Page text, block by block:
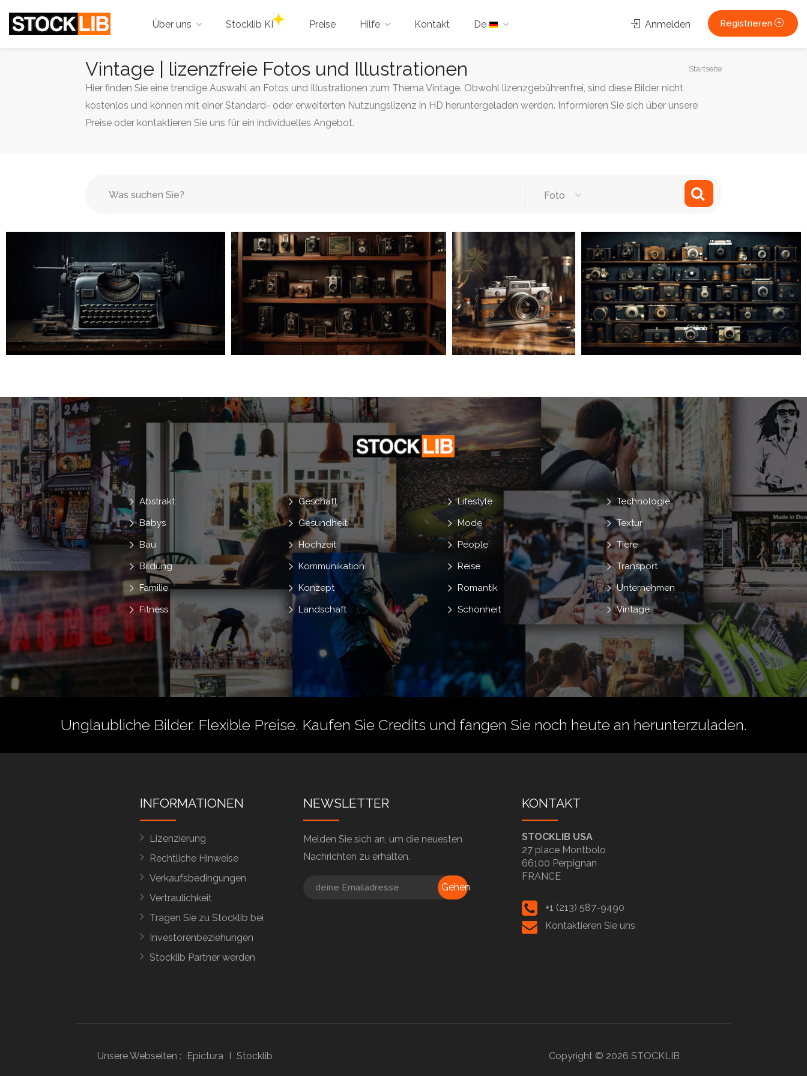
Über uns Stocklib KI Preise Hilfe Kontakt De Anmelden Registrieren
Vintage | lizenzfreie Fotos und Illustrationen
sind
Startseite
Hier finden Sie eine trendige Auswahl an Fotos und Illustrationen zum Thema Vintage. Obwohl lizenzgebührenfrei, sind diese Bilder nicht
kostenlos und können mit einer Standard- oder erweiterten Nutzungslizenz in HD heruntergeladen werden. Informieren Sie sich über unsere
Preise oder kontaktieren Sie uns für ein individuelles Angebot.
Foto
Abstrakt
Babys
Bau
Bildung
Familie
Fitness
Geschäft
Gesundheit
Hochzeit
Kommunikation
Konzept
Landschaft
Lifestyle
Mode
People
Reise
Romantik
Schönheit
Technologie
Textur
Tiere
Transport
Unternehmen
Vintage
Unglaubliche Bilder. Flexible Preise. Kaufen Sie Credits und fangen Sie noch heute an herunterzuladen.
INFORMATIONEN
Lizenzierung
Rechtliche Hinweise
Verkaufsbedingungen
Vertraulichkeit
Tragen Sie zu Stocklib bei
Investorenbeziehungen
Stocklib Partner werden
NEWSLETTER
Melden Sie sich an, um die neuesten
Nachrichten zu erhalten.
Gehen
KONTAKT
STOCKLIB USA
27 place Montbolo
66100 Perpignan
FRANCE
+1 (213) 587-9490
Kontaktieren Sie uns
Unsere Webseiten : Epictura I Stocklib Copyright © 2026 STOCKLIB